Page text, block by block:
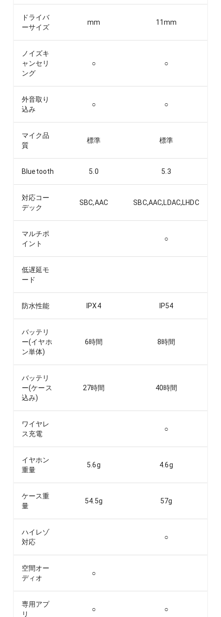
ドライバ
ーサイズ
mm 11mm
ノイズキ
ャンセリ
ング
○ ○
外音取り
込み
○ ○
マイク品
質
標準 標準
Bluetooth 5.0 5.3
対応コー
デック
SBC,AAC SBC,AAC,LDAC,LHDC
マルチポ
イント
○
低遅延モ
ード
防水性能 IPX4 IP54
バッテリ
ー(イヤホ
ン単体)
6時間 8時間
バッテリ
ー(ケース
込み)
27時間 40時間
ワイヤレ
ス充電
○
イヤホン
重量
5.6g 4.6g
ケース重
量
54.5g 57g
ハイレゾ
対応
○
空間オー
ディオ
○
専用アプ
リ
○ ○